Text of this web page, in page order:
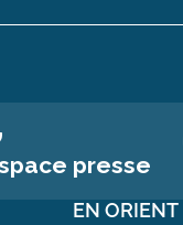
presse
EN ORIENT